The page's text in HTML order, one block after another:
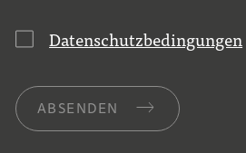
Datenschutzbedingungen
ABSENDEN